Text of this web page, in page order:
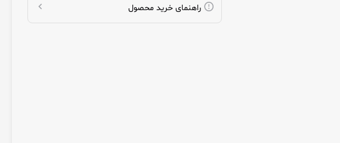
راهنمای خرید محصول